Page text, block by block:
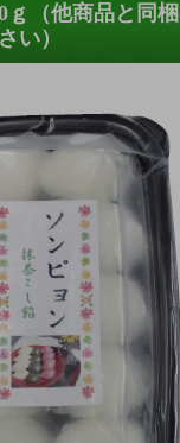
（他商品と同
い）